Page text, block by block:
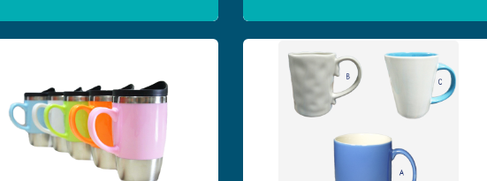
flask vacuum
กระติก
กระบอกน้ำ
flask vacuum